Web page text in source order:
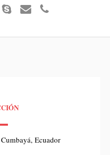
Ecuador